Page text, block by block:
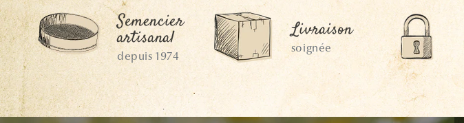
Semencier
artisanal
depuis 1974
Livraison
soignée